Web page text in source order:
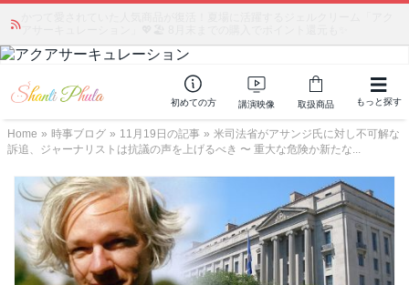
初めての方 講演映像 取扱商品 もっと探す
Home » 時事ブログ » 11月19日の記事 » 米司法省がアサンジ氏に対し不可解な
訴追、ジャーナリストは抗議の声を上げるべき 〜 重大な危険か新たな...